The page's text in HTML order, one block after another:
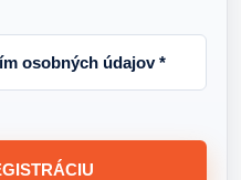
osobných údajov*